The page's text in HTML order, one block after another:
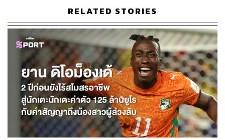
รอบ 8 ทีม และบาเยิร์น มิวนิก แชมป์บุนเดสลีกา เยอรมนี ใน
กองกลางชาวเยอรมันของทีมที่ได้กล่าวไว้ในช่วงต้นฤดูกาล
ว่า “ฟุตบอลถ้วยยุโรปมอบพลังพิเศษให้กับเรอัล มาดริด”
ซึ่งการเข้าชิงเป็นสมัยที่ 4 จาก 5 ฤดูกาลที่ผ่านมาและการเดิน
หน้าสู่เป้าหมาย“All out for number 13” หรือการไล่ล่าแชมป์
สมัยที่ 13 ของพวกเขา รวมถึงเส้นทางในรอบน็อกเอาต์ที่พวก
เขาได้เอาชนะที่สุดของแต่ละลีกในยุโรปมาเกือบทุกลีก ทำให้
พวกเขาถูกยกให้เป็นเต็งแชมป์ในเกมนัดชิงชนะเลิศศึกยูฟ่า
แชมเปียนส์ลีกที่กรุงเคียฟ ประเทศยูเครน เป็นที่เรียบร้อย
RELATED STORIES